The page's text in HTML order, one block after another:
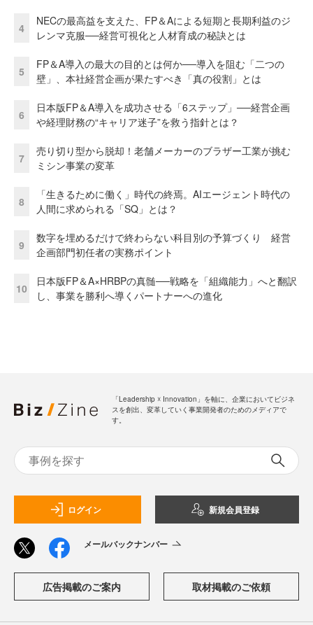
4
NECの最高益を支えた、FP＆Aによる短期と長期利益のジ
レンマ克服──経営可視化と人材育成の秘訣とは
5
FP＆A導入の最大の目的とは何か──導入を阻む「二つの
壁」、本社経営企画が果たすべき「真の役割」とは
6
日本版FP＆A導入を成功させる「6ステップ」──経営企画
や経理財務の“キャリア迷子”を救う指針とは？
7
売り切り型から脱却！老舗メーカーのブラザー工業が挑む
ミシン事業の変革
8
「生きるために働く」時代の終焉。AIエージェント時代の
人間に求められる「SQ」とは？
9
数字を埋めるだけで終わらない科目別の予算づくり 経営
企画部門初任者の実務ポイント
10
日本版FP＆A×HRBPの真髄──戦略を「組織能力」へと翻訳
し、事業を勝利へ導くパートナーへの進化
「Leadership ☓ Innovation」を軸に、企業においてビジネ
スを創出、変革していく事業開発者のためのメディアで
す。
ログイン 新規会員登録
メールバックナンバー
広告掲載のご案内 取材掲載のご依頼